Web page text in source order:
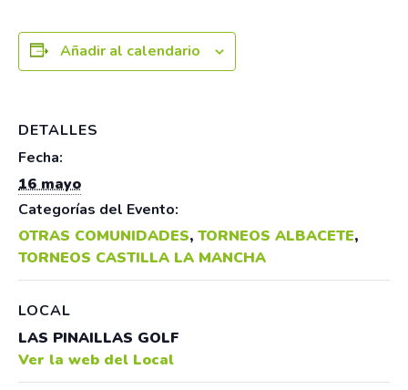
Añadir al calendario
DETALLES
Fecha:
16 mayo
Categorías del Evento:
OTRAS COMUNIDADES, TORNEOS ALBACETE,
TORNEOS CASTILLA LA MANCHA
LOCAL
LAS PINAILLAS GOLF
Ver la web del Local